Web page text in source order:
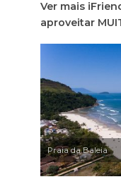
Ver mais
aproveitar
Praia da Baleia